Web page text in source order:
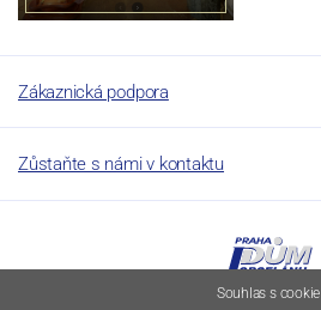
Zákaznická podpora
Zůstaňte s námi v kontaktu
Souhlas s cookie